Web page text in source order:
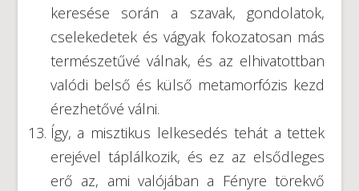
keresése során a szavak, gondolatok,
cselekedetek és vágyak fokozatosan más
természetűvé válnak, és az elhivatottban
valódi belső és külső metamorfózis kezd
érezhetővé válni.
Így, a misztikus lelkesedés tehát a tettek
erejével táplálkozik, és ez az elsődleges
erő az, ami valójában a Fényre törekvő